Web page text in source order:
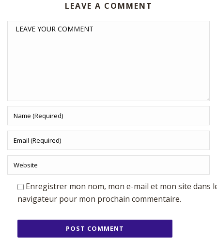
LEAVE A COMMENT
Enregistrer mon nom, mon e-mail et mon site dans
navigateur pour mon prochain commentaire.